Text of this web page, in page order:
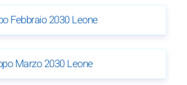
Febbraio 2030 Leone
Marzo 2030 Leone